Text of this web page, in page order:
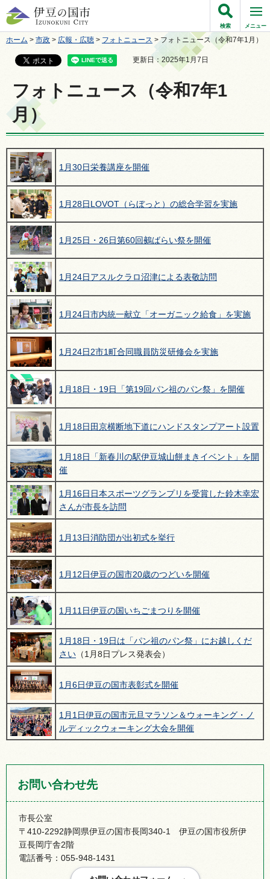
伊豆の国市
検索 メニュー
ホーム > 市政 > 広報・広聴 > フォトニュース > フォトニュース（令和7年1月）
更新日：2025年1月7日
フォトニュース（令和7年1
月）
1月30日栄養講座を開催
1月28日LOVOT（らぼっと）の総合学習を実施
1月25日・26日第60回鵺ばらい祭を開催
1月24日アスルクラロ沼津による表敬訪問
1月24日市内統一献立「オーガニック給食」を実施
1月24日2市1町合同職員防災研修会を実施
1月18日・19日「第19回パン祖のパン祭」を開催
1月18日田京横断地下道にハンドスタンプアート設置
1月18日「新春川の駅伊豆城山餅まきイベント」を開
催
1月16日日本スポーツグランプリを受賞した鈴木幸宏
さんが市長を訪問
1月13日消防団が出初式を挙行
1月12日伊豆の国市20歳のつどいを開催
1月11日伊豆の国いちごまつりを開催
1月18日・19日は「パン祖のパン祭」にお越しくだ
さい （1月8日プレス発表会）
1月6日伊豆の国市表彰式を開催
1月1日伊豆の国市元旦マラソン＆ウォーキング・ノ
ルディックウォーキング大会を開催
お問い合わせ先
市長公室
〒410-2292静岡県伊豆の国市長岡340-1 伊豆の国市役所伊
豆長岡庁舎2階
電話番号：055-948-1431